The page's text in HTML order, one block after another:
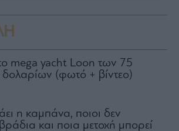
mega yacht Loon των 75
(φωτό + βίντεο)
η καμπάνα, ποιοι δεν
και ποια μετοχή μπορεί